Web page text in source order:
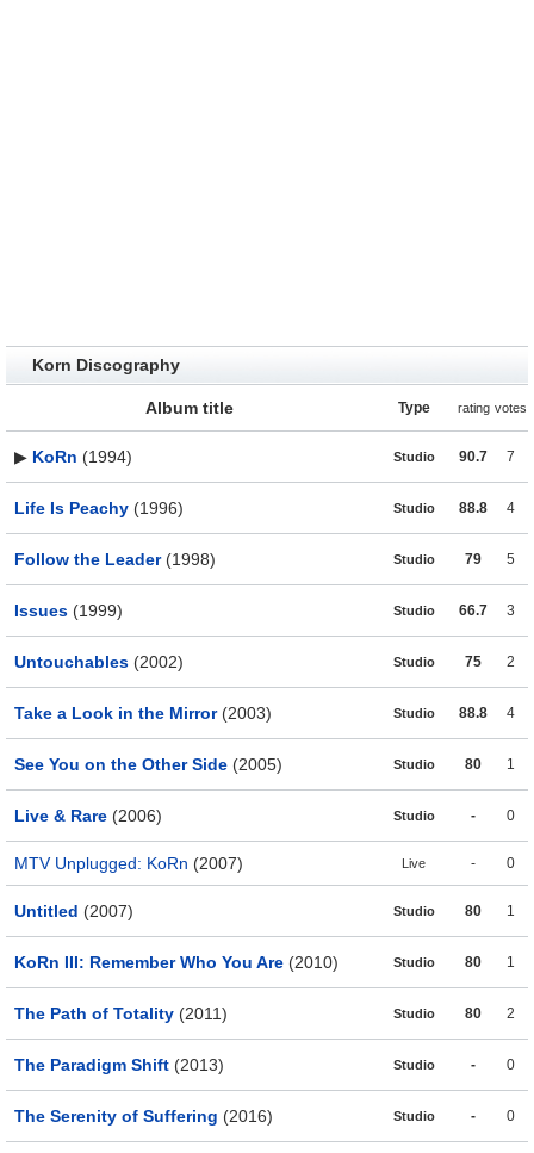
Korn Discography
Album title Type rating votes
▶ KoRn (1994) Studio 90.7 7
Life Is Peachy (1996) Studio 88.8 4
Follow the Leader(1998) Studio 79 5
Issues (1999) Studio 66.7 3
Untouchables (2002) Studio 75 2
Take a Look in the Mirror(2003) Studio 88.8 4
See You on the Other Side (2005) Studio 80 1
Live & Rare (2006) Studio - 0
MTV Unplugged: KoRn (2007) Live - 0
Untitled (2007) Studio 80 1
KoRn III: Remember Who You Are (2010) Studio 80 1
The Path of Totality (2011) Studio 80 2
The Paradigm Shift (2013) Studio - 0
The Serenity of Suffering (2016) Studio - 0